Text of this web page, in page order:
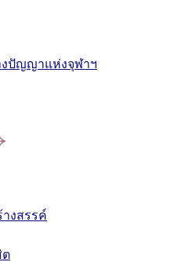
ปัญญาแห่งจุฬาฯ
งสรรค์
ต